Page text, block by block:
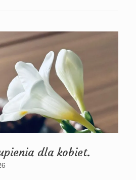
dla kobiet.